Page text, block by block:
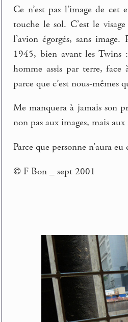
Ce n’est pas l’image de
touche le sol. C’est le
l’avion égorgés, sans
1945, bien avant les
homme assis par terre, face
parce que c’est nous-mêmes
Me manquera à jamais son
non pas aux images, mais
Parce que personne n’aura
© F Bon _ sept 2001